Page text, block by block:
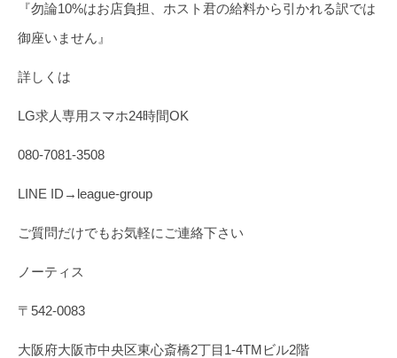
『勿論10%はお店負担、ホスト君の給料から引かれる訳では
御座いません』
詳しくは
LG求人専用スマホ24時間OK
080-7081-3508
LINE ID→league-group
ご質問だけでもお気軽にご連絡下さい
ノーティス
〒542-0083
大阪府大阪市中央区東心斎橋2丁目1-4TMビル2階